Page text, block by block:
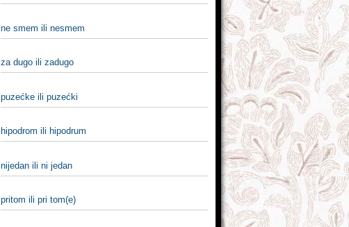
ne smem ili nesmem
za dugo ili zadugo
puzećke ili puzećki
hipodrom ili hipodrum
nijedan ili ni jedan
pritom ili pri tom(e)